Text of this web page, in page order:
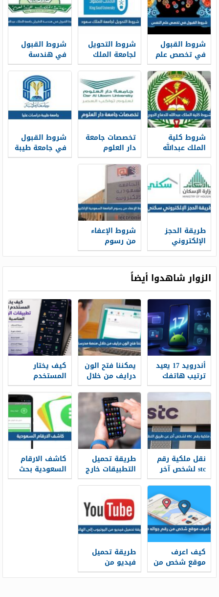
شروط القبول
في تخصص علم
النفس ونسب
القبول 1448
شروط التحويل
لجامعة الملك
سعود من
جامعات خارجية
1448
شروط القبول
في هندسة
الطيران جامعة
الملك عبدالعزيز
شروط كلية
الملك عبدالله
للدفاع الجوي
1448 ونسب
القبول
تخصصات جامعة
دار العلوم
وشروط القبول
1448
شروط القبول
في جامعة طيبة
دراسات عليا
طريقة الحجز
الإلكتروني
سكني 1448
شروط الإعفاء
من رسوم
الجامعة
الإلكترونية 1448الزوار شاهدوا أيضاً
أندرويد 17 يعيد
ترتيب هاتفك
من الداخل
يمكننا فتح الون
درايف من خلال
منصة مدرستي
كيف يختار
المستخدم
العربي تطبيقات
الرياضة
المناسبة له؟
نقل ملكية رقم
stc لشخص آخر
عن طريق
التطبيق
طريقة تحميل
التطبيقات خارج
متجر Google
Play خطوة
بخطوة
كاشف الارقام
السعودية بحث
بالرقم مجانا
كيف اعرف
موقع شخص من
رقم جواله مجانا
طريقة تحميل
فيديو من
اليوتيوب إلى